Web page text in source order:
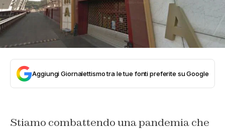
Aggiungi Giornalettismo tra le tue fonti preferite su Google
Stiamo combattendo una pandemia che